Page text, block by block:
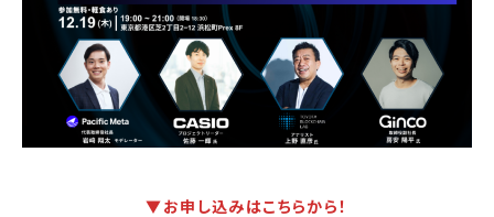
▼お申し込みはこちらから！